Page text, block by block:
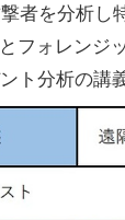
者を分析し
フォレンジ
ト分析の講